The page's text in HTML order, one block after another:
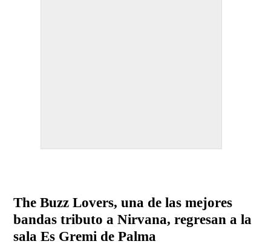
The Buzz Lovers, una de las mejores
bandas tributo a Nirvana, regresan a la
sala Es Gremi de Palma